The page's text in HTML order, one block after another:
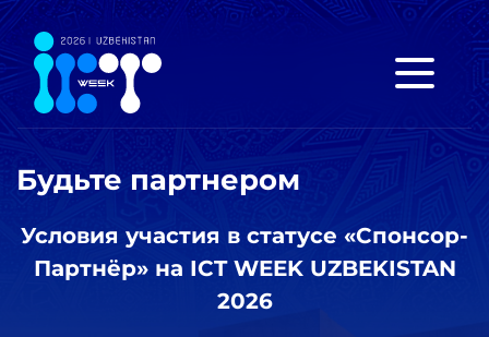
Будьте партнером
Условия участия в статусе «Спонсор-
Партнёр» на ICT WEEK UZBEKISTAN
2026